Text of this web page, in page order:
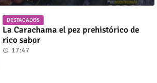
DESTACADOS
La Carachama el pez prehistórico de
rico sabor
17:47